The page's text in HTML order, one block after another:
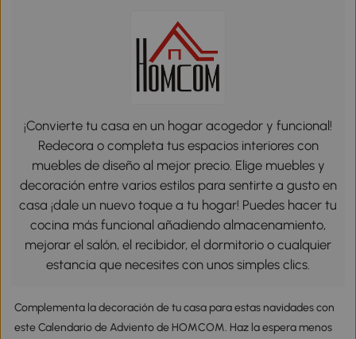
¡Convierte tu casa en un hogar acogedor y funcional!
Redecora o completa tus espacios interiores con
muebles de diseño al mejor precio. Elige muebles y
decoración entre varios estilos para sentirte a gusto en
casa ¡dale un nuevo toque a tu hogar! Puedes hacer tu
cocina más funcional añadiendo almacenamiento,
mejorar el salón, el recibidor, el dormitorio o cualquier
estancia que necesites con unos simples clics.
Complementa la decoración de tu casa para estas navidades con
este Calendario de Adviento de HOMCOM. Haz la espera menos